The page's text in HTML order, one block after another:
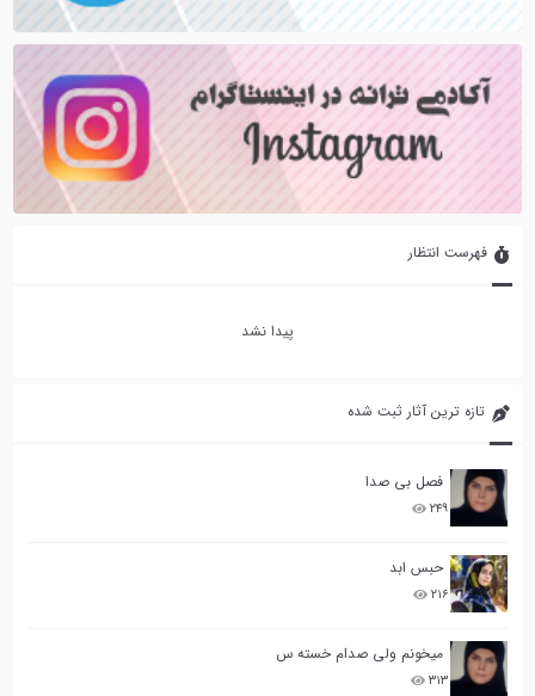
تازه ترین آثار ثبت شده
فصل بی صدا
۲۴۹
حبس ابد
۲۱۶
میخونم ولی صدام خسته س
۳۱۳
فهرست انتظار
پیدا نشد